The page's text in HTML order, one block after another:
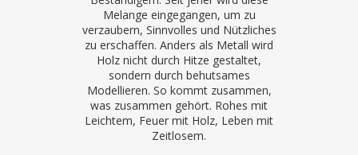
Melange eingegangen, um zu
verzaubern, Sinnvolles und Nützliches
zu erschaffen. Anders als Metall wird
Holz nicht durch Hitze gestaltet,
sondern durch behutsames
Modellieren. So kommt zusammen,
was zusammen gehört. Rohes mit
Leichtem, Feuer mit Holz, Leben mit
Zeitlosem.